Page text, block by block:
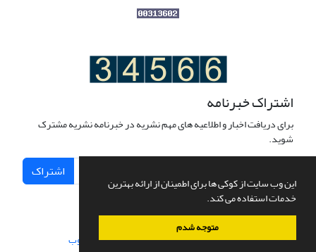
این وب سایت از کوکی ها برای اطمینان از ارائه بهترین
خدمات استفاده می کند.
متوجه شدم
اشتراک خبرنامه
برای دریافت اخبار و اطلاعیه های مهم نشریه در خبرنامه نشریه مشترک
شوید.
اشتراک
سامانه مدیریت نشریات علمی.طراحی و پیاده سازی از سیناوب